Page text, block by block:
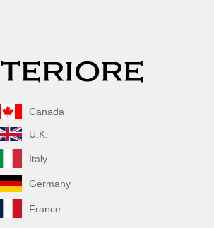
Canada
U.K.
Italy
Germany
France